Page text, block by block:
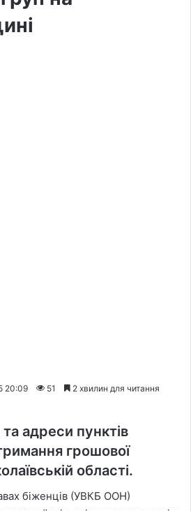
20:09 51 2 хвилин для читання
адреси пунктів
грошової
області.
біженців (УВКБ ООН)